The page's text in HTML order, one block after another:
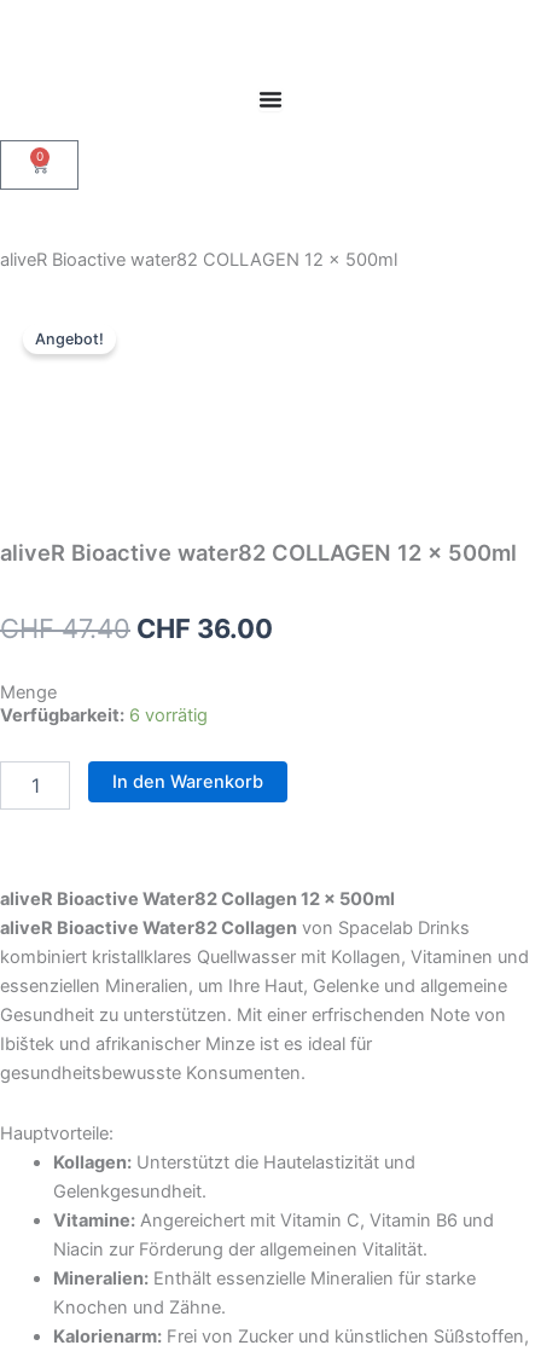
0
Warenkorb
aliveR Bioactive water82 COLLAGEN 12 x 500ml
Angebot!
aliveR Bioactive water82 COLLAGEN 12 x 500ml
CHF47.40 Ursprünglicher
war:
CHF 47.40
CHF 36.00
CHF 36.00.
Menge
Verfügbarkeit: 6 vorrätig
aliveR
water82
COLLAGEN
12
In den Warenkorb
aliveR Bioactive Water82 Collagen 12 x 500ml
aliveR Bioactive Water82 Collagen von Spacelab Drinks
kombiniert kristallklares Quellwasser mit Kollagen, Vitaminen und
essenziellen Mineralien, um Ihre Haut, Gelenke und allgemeine
Gesundheit zu unterstützen. Mit einer erfrischenden Note von
Ibištek und afrikanischer Minze ist es ideal für
gesundheitsbewusste Konsumenten.
Hauptvorteile:
Kollagen:Unterstützt die Hautelastizität und
Gelenkgesundheit.
Vitamine:Angereichert mit Vitamin C, Vitamin B6 und
Niacin zur Förderung der allgemeinen Vitalität.
Mineralien:Enthält essenzielle Mineralien für starke
Knochen und Zähne.
Kalorienarm:Frei von Zucker und künstlichen Süßstoffen,